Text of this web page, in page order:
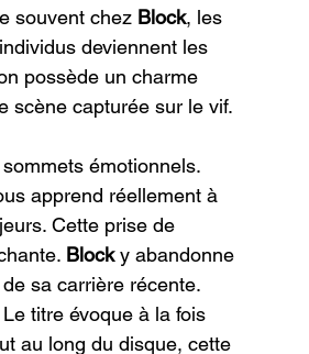
souvent chez Block, les
deviennent les
possède un charme
scène capturée sur le vif.
sommets émotionnels.
apprend réellement à
Cette prise de
Block y abandonne
sa carrière récente.
titre évoque à la fois
au long du disque, cette